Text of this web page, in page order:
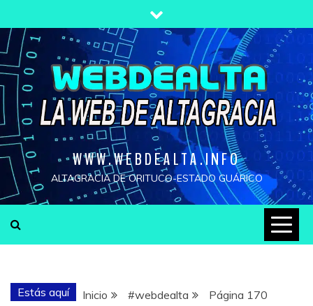
al
contenido
WWW.WEBDEALTA.INFO
ALTAGRACIA DE ORITUCO-ESTADO GUÁRICO
Estás aquí Inicio #webdealta Página 170